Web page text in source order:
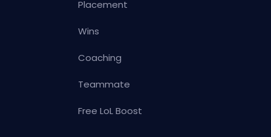
Placement
Wins
Coaching
Teammate
Free LoL Boost